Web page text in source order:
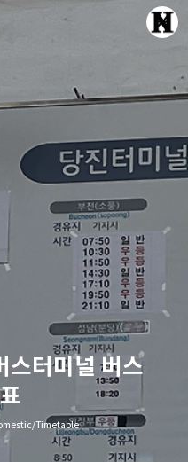
터미널 버스
Timetable
Echte Liebe
Normal One